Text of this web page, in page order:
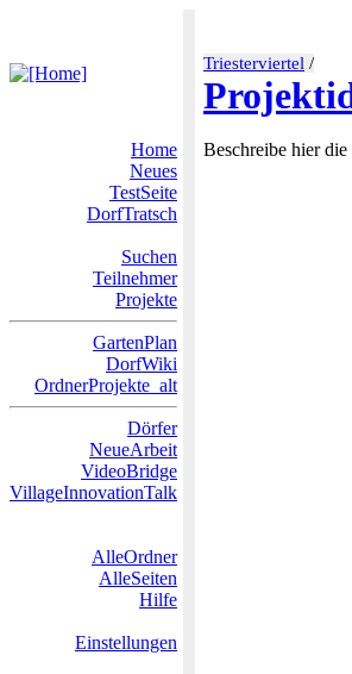
Triesterviertel /
Home
Neues
TestSeite
DorfTratsch
Suchen
Teilnehmer
Projekte
GartenPlan
DorfWiki
OrdnerProjekte_alt
Dörfer
NeueArbeit
VideoBridge
VillageInnovationTalk
AlleOrdner
AlleSeiten
Hilfe
Einstellungen
Beschreibe hier die